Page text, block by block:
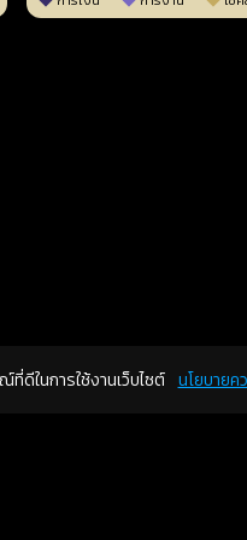
ดีในการใช้งานเว็บไซต์ นโยบายค